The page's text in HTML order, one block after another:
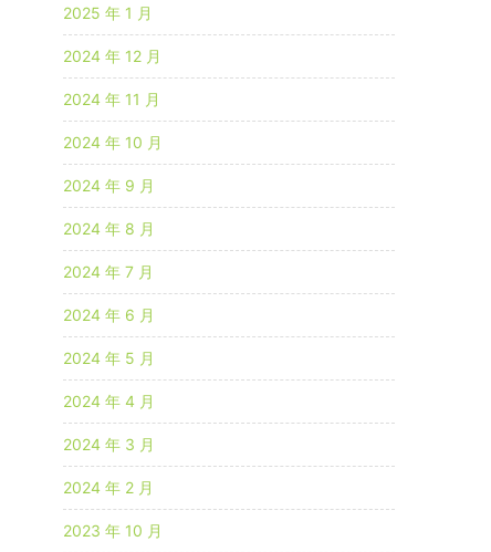
2025 年 1 月
2024 年 12 月
2024 年 11 月
2024 年 10 月
2024 年 9 月
2024 年 8 月
2024 年 7 月
2024 年 6 月
2024 年 5 月
2024 年 4 月
2024 年 3 月
2024 年 2 月
2023 年 10 月